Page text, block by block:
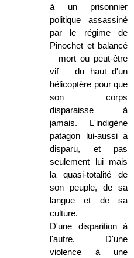
à un prisonnier
politique assassiné
par le régime de
Pinochet et balancé
– mort ou peut-être
vif – du haut d'un
hélicoptère pour que
son corps
disparaisse à
jamais. L'indigène
patagon lui-aussi a
disparu, et pas
seulement lui mais
la quasi-totalité de
son peuple, de sa
langue et de sa
culture.
D'une disparition à
l'autre. D'une
violence à une